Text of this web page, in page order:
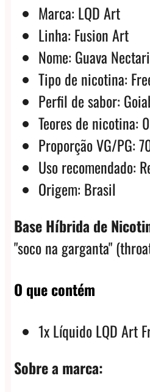
Marca: LQD Art
Linha: Fusion Art
Nome: Guava
Tipo de nicotina:
Perfil de sabor:
Teores de nicotina:
Proporção VG/PG:
Uso recomendado:
Origem: Brasil
Base Híbrida de
"soco na garganta"
O que contém
1x Líquido LQD Art
Sobre a marca: